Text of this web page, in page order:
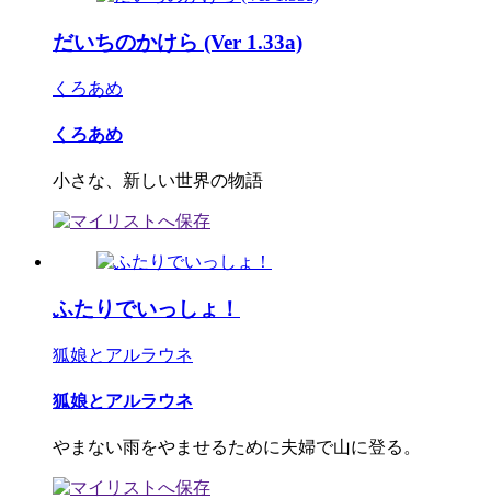
だいちのかけら (Ver 1.33a)
くろあめ
くろあめ
小さな、新しい世界の物語
ふたりでいっしょ！
狐娘とアルラウネ
狐娘とアルラウネ
やまない雨をやませるために夫婦で山に登る。